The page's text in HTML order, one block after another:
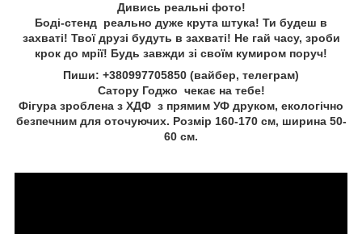
Дивись реальні фото!
Боді-стенд реально дуже крута штука! Ти будеш в
захваті! Твої друзі будуть в захваті! Не гай часу, зроби
крок до мрії! Будь завжди зі своїм кумиром поруч!
Пиши: +380997705850 (вайбер, телеграм)
Сатору Годжо чекає на тебе!
Фігура зроблена з ХДФ з прямим УФ друком, екологічно
безпечним для оточуючих. Розмір 160-170 см, ширина 50-
60 см.